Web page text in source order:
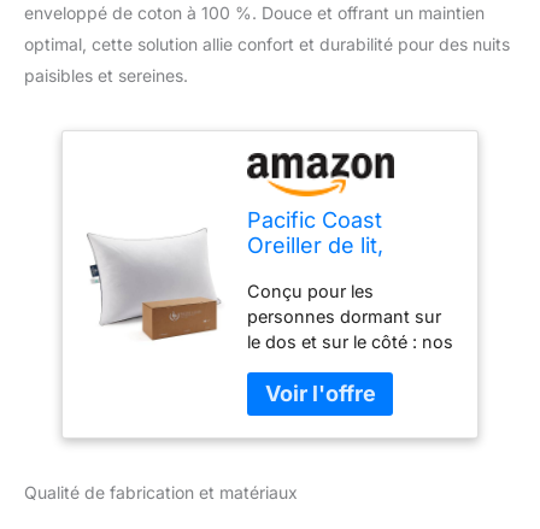
enveloppé de coton à 100 %. Douce et offrant un maintien
optimal, cette solution allie confort et durabilité pour des nuits
paisibles et sereines.
Pacific Coast
Oreiller de lit,
plumes et duvet
d'oie pour dormir
avec enveloppe 100
% coton, doux et
offrant un bon
maintien, taille
standard
Conçu pour les
personnes dormant sur
le dos et sur le côté : nos
comme ceux de la
maison de grand-mère.
Tous ont été fabriqués
plumes et duvet d'oie.
Qualité de fabrication et matériaux